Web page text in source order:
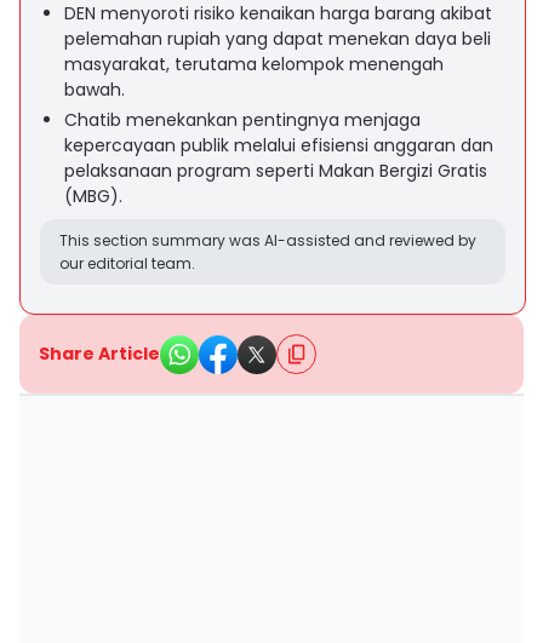
DEN menyoroti risiko kenaikan harga barang akibat
pelemahan rupiah yang dapat menekan daya beli
masyarakat, terutama kelompok menengah
bawah.
Chatib menekankan pentingnya menjaga
kepercayaan publik melalui efisiensi anggaran dan
pelaksanaan program seperti Makan Bergizi Gratis
(MBG).
This section summary was AI-assisted and reviewed by
our editorial team.
Share Article